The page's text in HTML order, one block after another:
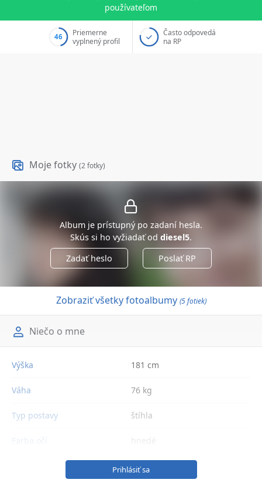
používateľom
46
Priemerne
vyplnený profil
Často odpovedá
na RP
Moje fotky(2 fotky)
Album je prístupný po zadaní hesla.
Skús si ho vyžiadať od diesel5.
Zadať heslo
Poslať RP
Zobraziť všetky fotoalbumy (5 fotiek)
Niečo o mne
Výška 181 cm
Váha 76 kg
Typ postavy štíhla
hnedé
Prihlásiť sa